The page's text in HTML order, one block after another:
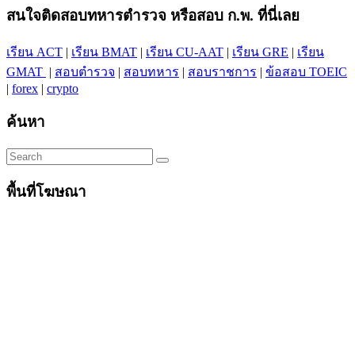
สนใจติดสอบทหารตำรวจ หรือสอบ ก.พ. ที่นี่เลย
เรียน ACT | เรียน BMAT | เรียน CU-AAT | เรียน GRE | เรียน
GMAT | สอบตำรวจ | สอบทหาร | สอบราชการ | ข้อสอบ TOEIC
| forex | crypto
ค้นหา
พื้นที่โฆษณา